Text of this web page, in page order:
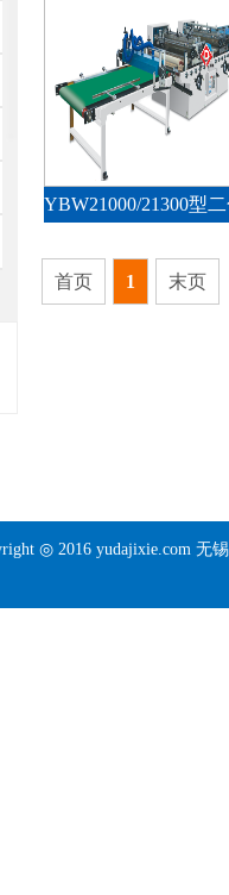
首页 1 末页
◎ 2016 yudajixie.com 无